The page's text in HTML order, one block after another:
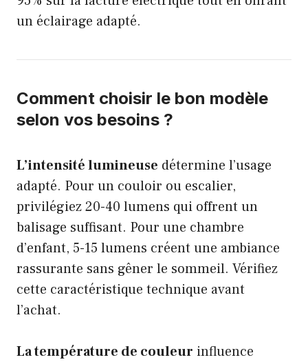
un éclairage adapté.
Comment choisir le bon modèle
selon vos besoins ?
L’intensité lumineuse détermine l’usage
adapté. Pour un couloir ou escalier,
privilégiez 20-40 lumens qui offrent un
balisage suffisant. Pour une chambre
d’enfant, 5-15 lumens créent une ambiance
rassurante sans gêner le sommeil. Vérifiez
cette caractéristique technique avant
l’achat.
La température de couleur influence